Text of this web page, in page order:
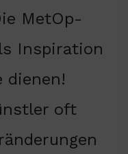
MetOp-
Inspiration
dienen!
oft